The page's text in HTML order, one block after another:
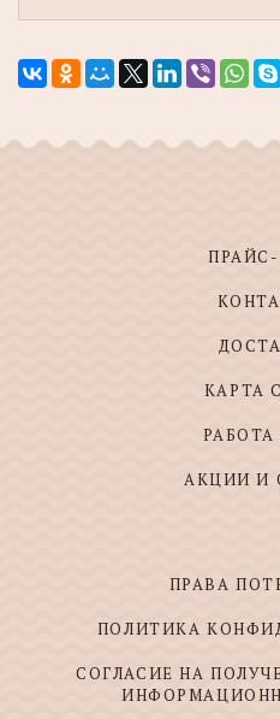
КАРТА
РАБОТА
АКЦИИ И
ПРАВА
ПОЛИТИКА
СОГЛАСИЕ НА